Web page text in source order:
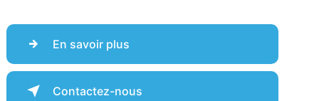
En savoir plus
Contactez-nous